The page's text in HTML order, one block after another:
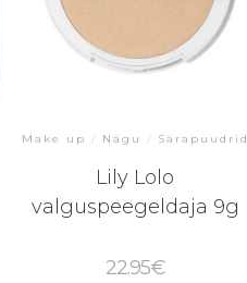
Make up / Nägu /
Lily Lolo
valguspeegeldaja 9g
22.95€